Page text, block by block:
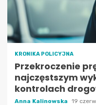
KRONIKA POLICYJNA
Przekroczenie
najczęstszym
kontrolach
Anna Kalinowska 19